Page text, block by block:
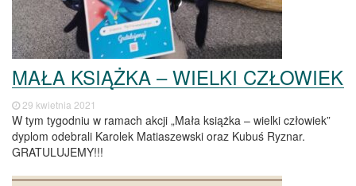
MAŁA KSIĄŻKA – WIELKI CZŁOWIEK
29 kwietnia 2021
W tym tygodniu w ramach akcji „Mała książka – wielki człowiek”
dyplom odebrali Karolek Matiaszewski oraz Kubuś Ryznar.
GRATULUJEMY!!!